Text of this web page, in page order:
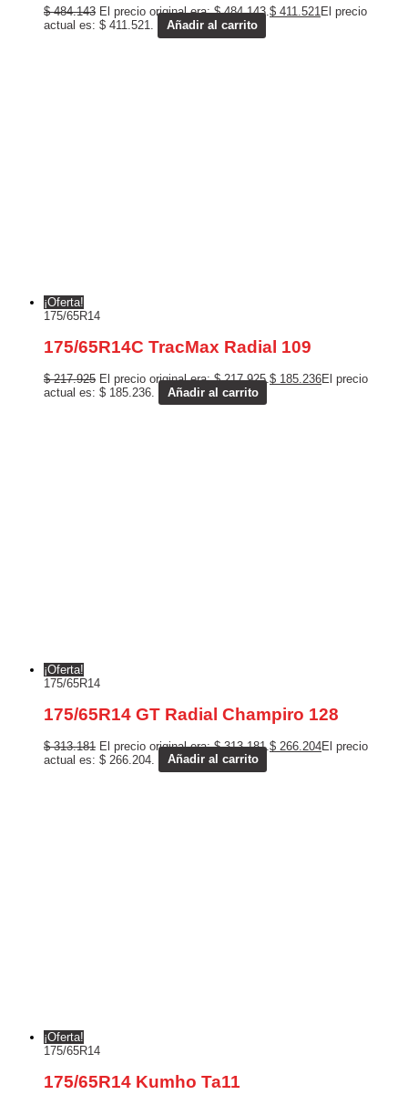
$484.143 El precio original era: $ 484.143.$ 411.521El precio
actual es: $ 411.521.
Añadir al carrito
¡Oferta!
175/65R14
175/65R14C TracMax Radial 109
$217.925 El precio original era: $ 217.925.$ 185.236El precio
actual es: $ 185.236.
Añadir al carrito
¡Oferta!
175/65R14
175/65R14 GT Radial Champiro 128
$313.181 El precio original era: $ 313.181. $ 266.204El precio
actual es: $ 266.204.
Añadir al carrito
¡Oferta!
175/65R14
175/65R14 Kumho Ta11